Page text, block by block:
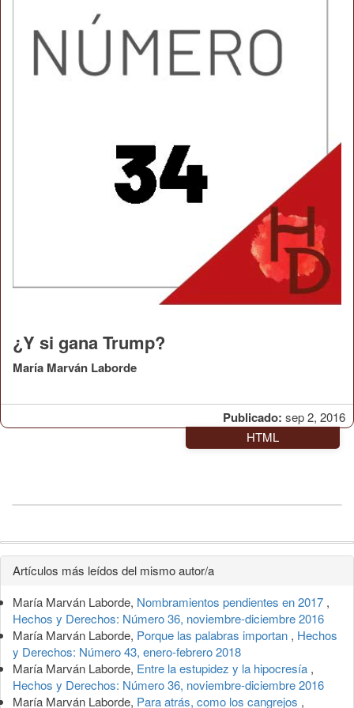
Publicado: sep 2, 2016
¿Y si gana Trump?
María Marván Laborde
HTML
Detalles
del
artículo
Artículos más leídos del mismo autor/a
María Marván Laborde, Nombramientos pendientes en 2017 ,
Hechos y Derechos: Número 36, noviembre-diciembre 2016
María Marván Laborde, Porque las palabras importan , Hechos
y Derechos: Número 43, enero-febrero 2018
María Marván Laborde, Entre la estupidez y la hipocresía ,
Hechos y Derechos: Número 36, noviembre-diciembre 2016
María Marván Laborde, Para atrás, como los cangrejos ,